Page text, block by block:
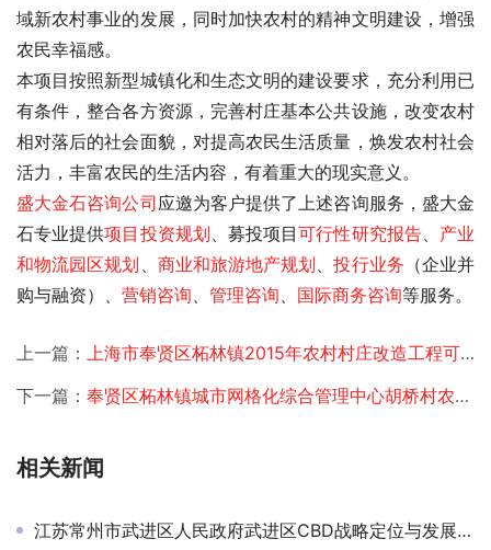
域新农村事业的发展，同时加快农村的精神文明建设，增强
农民幸福感。
本项目按照新型城镇化和生态文明的建设要求，充分利用已
有条件，整合各方资源，完善村庄基本公共设施，改变农村
相对落后的社会面貌，对提高农民生活质量，焕发农村社会
活力，丰富农民的生活内容，有着重大的现实意义。
盛大金石咨询公司应邀为客户提供了上述咨询服务，盛大金
石专业提供项目投资规划、募投项目可行性研究报告、 产业
和物流园区规划 、 商业和旅游地产规划、投行业务 （企业并
购与融资）、 营销咨询、 管理咨询、 国际商务咨询等服务。
上一篇： 上海市奉贤区柘林镇2015年农村村庄改造工程可行性研究报告
下一篇： 奉贤区柘林镇城市网格化综合管理中心胡桥村农村村庄改造工程可行性研究
相关新闻
江苏常州市武进区人民政府武进区CBD战略定位与发展规划